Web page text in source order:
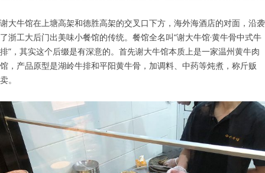
谢大牛馆在上塘高架和德胜高架的交叉口下方，海外海酒店的对面，沿袭
了浙工大后门出美味小餐馆的传统。餐馆全名叫“谢大牛馆·黄牛骨中式牛
排”，其实这个后缀是有深意的。首先谢大牛馆本质上是一家温州黄牛肉
馆，产品原型是湖岭牛排和平阳黄牛骨，加调料、中药等炖煮，称斤贩
卖。